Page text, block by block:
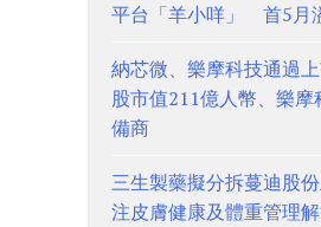
平台「羊小咩」 首5月
納芯微、樂摩科技通過
股市值211億人幣、樂
備商
三生製藥擬分拆蔓迪股
注皮膚健康及體重管理